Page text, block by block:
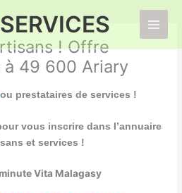
Main
! Offre
49 600 Ariary
ou prestataires de services !
vous inscrire dans l’annuaire
et services !